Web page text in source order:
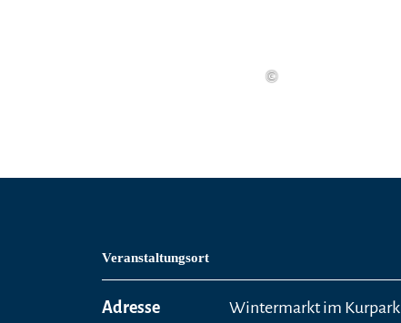
©
Veranstaltungsort
Adresse
Wintermarkt im Kurpark